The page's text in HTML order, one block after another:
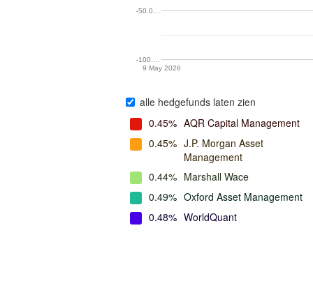
9 May 2026
-100.…
-50.0…
alle hedgefunds laten zien
0.45% AQR Capital Management
0.45% J.P. Morgan Asset
Management
0.44% Marshall Wace
0.49% Oxford Asset Management
0.48% WorldQuant